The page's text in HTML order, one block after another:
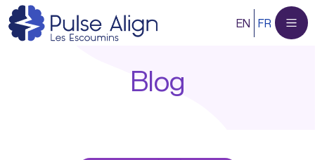
Aller
au
contenu
EN FR
Blog